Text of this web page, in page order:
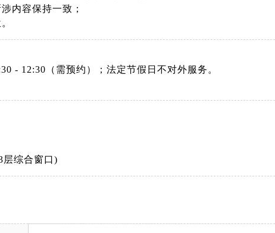
内容保持一致；
- 12:30（需预约）；法定节假日不对外服务。
层综合窗口)